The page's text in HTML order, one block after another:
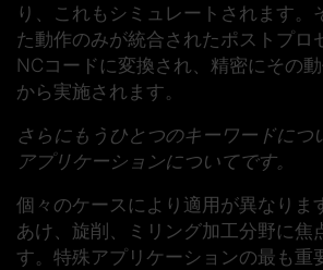
り、これもシミュレートされます。
た動作のみが統合されたポストプロ
NCコードに変換され、精密にその
から実施されます。
さらにもうひとつのキーワードにつ
アプリケーションについてです。
個々のケースにより適用が異なりま
あけ、旋削、ミリング加工分野に焦
す。特殊アプリケーションの最も重